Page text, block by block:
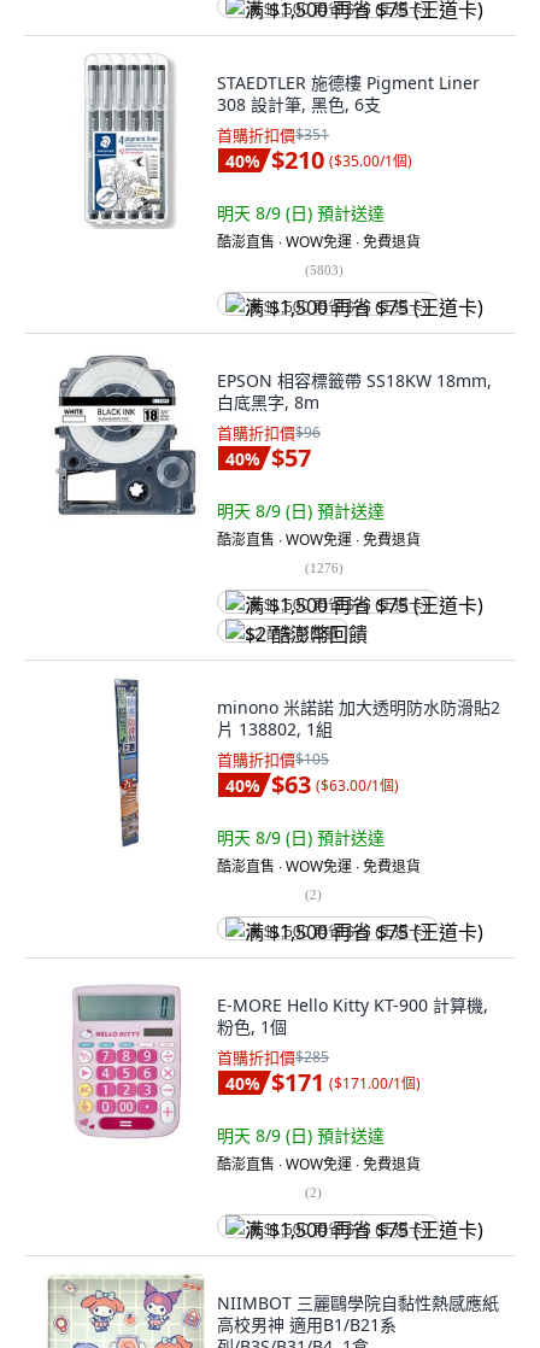
满 $1,500 再省 $75 (王道卡)
STAEDTLER 施德樓 Pigment Liner
308 設計筆, 黑色, 6支
首購折扣價$351
40% $210 ($35.00/1個)
明天 8/9 (日) 預計送達
酷澎直售 ∙ WOW免運 ∙ 免費退貨
(5803)
满 $1,500 再省 $75 (王道卡)
EPSON 相容標籤帶 SS18KW 18mm,
白底黑字, 8m
首購折扣價$96
40% $57
明天 8/9 (日) 預計送達
酷澎直售 ∙ WOW免運 ∙ 免費退貨
(1276)
满 $1,500 再省 $75 (王道卡)
$2 酷澎幣回饋
minono 米諾諾 加大透明防水防滑貼2
片 138802, 1組
首購折扣價$105
40% $63 ($63.00/1個)
明天 8/9 (日) 預計送達
酷澎直售 ∙ WOW免運 ∙ 免費退貨
(2)
满 $1,500 再省 $75 (王道卡)
E-MORE Hello Kitty KT-900 計算機,
粉色, 1個
首購折扣價$285
40% $171 ($171.00/1個)
明天 8/9 (日) 預計送達
酷澎直售 ∙ WOW免運 ∙ 免費退貨
(2)
满 $1,500 再省 $75 (王道卡)
NIIMBOT 三麗鷗學院自黏性熱感應紙
高校男神 適用B1/B21系